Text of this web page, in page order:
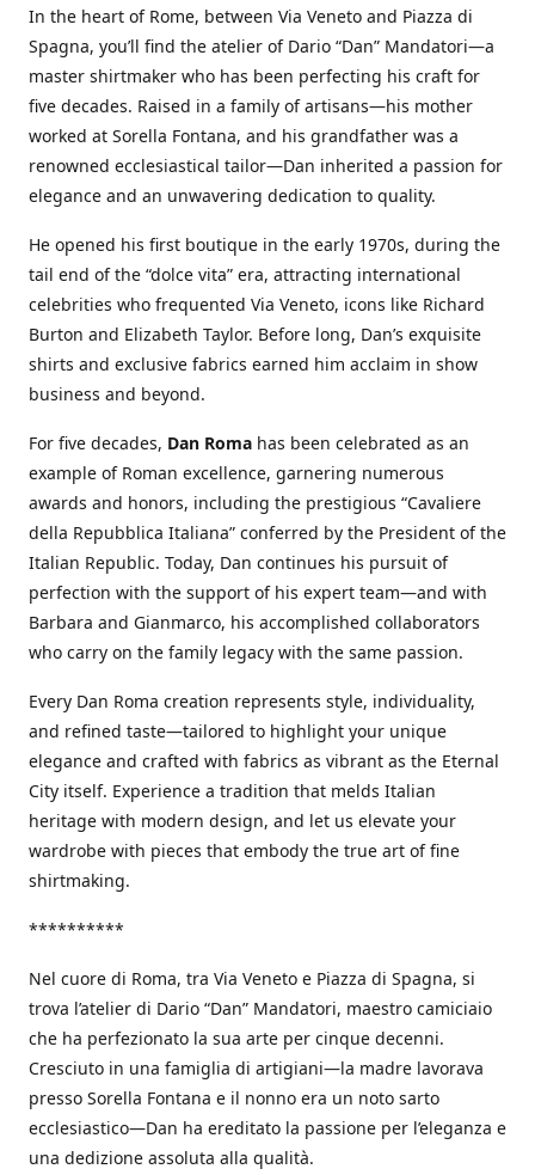
In the heart of Rome, between Via Veneto and Piazza di
Spagna, you’ll find the atelier of Dario “Dan” Mandatori—a
master shirtmaker who has been perfecting his craft for
five decades. Raised in a family of artisans—his mother
worked at Sorella Fontana, and his grandfather was a
renowned ecclesiastical tailor—Dan inherited a passion for
elegance and an unwavering dedication to quality.
He opened his first boutique in the early 1970s, during the
tail end of the “dolce vita” era, attracting international
celebrities who frequented Via Veneto, icons like Richard
Burton and Elizabeth Taylor. Before long, Dan’s exquisite
shirts and exclusive fabrics earned him acclaim in show
business and beyond.
For five decades, Dan Roma has been celebrated as an
example of Roman excellence, garnering numerous
awards and honors, including the prestigious “Cavaliere
della Repubblica Italiana” conferred by the President of the
Italian Republic. Today, Dan continues his pursuit of
perfection with the support of his expert team—and with
Barbara and Gianmarco, his accomplished collaborators
who carry on the family legacy with the same passion.
Every Dan Roma creation represents style, individuality,
and refined taste—tailored to highlight your unique
elegance and crafted with fabrics as vibrant as the Eternal
City itself. Experience a tradition that melds Italian
heritage with modern design, and let us elevate your
wardrobe with pieces that embody the true art of fine
shirtmaking.
**********
Nel cuore di Roma, tra Via Veneto e Piazza di Spagna, si
trova l’atelier di Dario “Dan” Mandatori, maestro camiciaio
che ha perfezionato la sua arte per cinque decenni.
Cresciuto in una famiglia di artigiani—la madre lavorava
presso Sorella Fontana e il nonno era un noto sarto
ecclesiastico—Dan ha ereditato la passione per l’eleganza e
una dedizione assoluta alla qualità.